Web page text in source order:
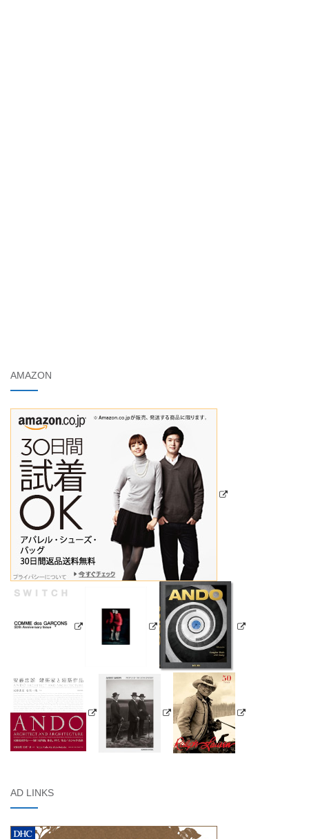
AMAZON
AD LINKS